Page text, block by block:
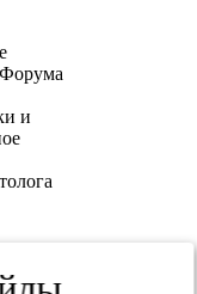
и